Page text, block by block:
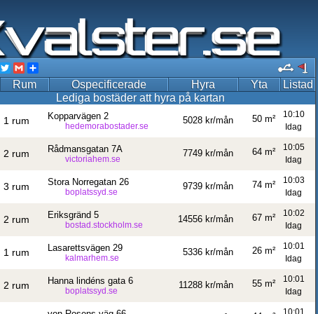
Facebook
TwitterGmail
Rum Ospecificerade Hyra Yta
Listad
Lediga bostäder att hyra på kartan
1 rum Kopparvägen 2
hedemorabostader.se
5028 kr/mån
10:10
Idag
50 m²
2 rum Rådmansgatan 7A
victoriahem.se
7749 kr/mån
10:05
Idag
64 m²
3 rum Stora Norregatan 26
boplatssyd.se
9739 kr/mån
10:03
Idag
74 m²
2 rum Eriksgränd 5
bostad.stockholm.se
14556 kr/mån
10:02
Idag
67 m²
1 rum Lasarettsvägen 29
kalmarhem.se
5336 kr/mån
10:01
Idag
26 m²
2 rum Hanna lindéns gata 6
boplatssyd.se
11288 kr/mån
10:01
Idag
55 m²
10:01